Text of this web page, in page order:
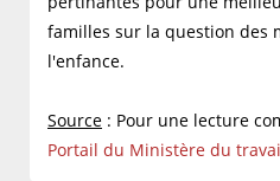
familles sur la question des
l'enfance.
Source : Pour une lecture
Portail du Ministère du